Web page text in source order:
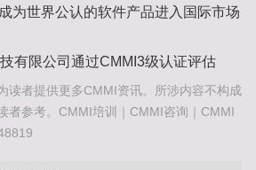
为世界公认的软件产品进入国际市场
有限公司通过CMMI3级认证评估
读者提供更多CMMI资讯。所涉内容不构成
者参考。CMMI培训｜CMMI咨询｜CMMI